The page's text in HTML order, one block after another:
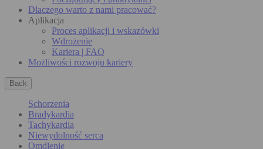
Dlaczego warto z nami pracować?
Aplikacja
Proces aplikacji i wskazówki
Wdrożenie
Kariera | FAQ
Możliwości rozwoju kariery
Back
Schorzenia
Bradykardia
Tachykardia
Niewydolność serca
Omdlenie